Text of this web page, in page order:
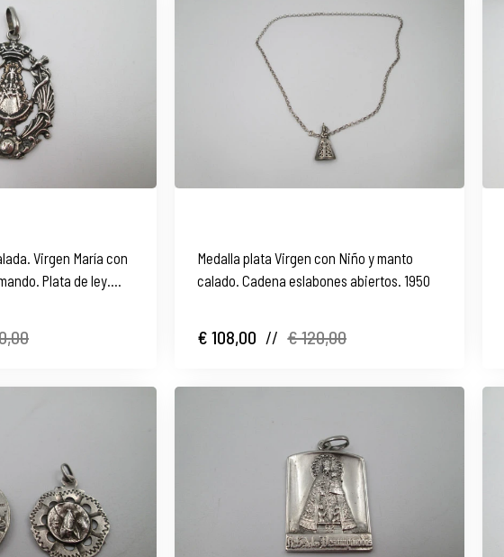
Virgen María con
Plata de ley.
Medalla plata Virgen con Niño y manto
calado. Cadena eslabones abiertos. 1950
€ 108,00 // € 120,00